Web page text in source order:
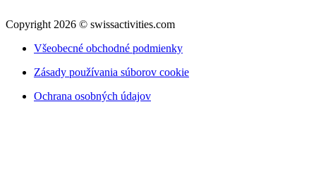
Copyright 2026 © swissactivities.com
Všeobecné obchodné podmienky
Zásady používania súborov cookie
Ochrana osobných údajov